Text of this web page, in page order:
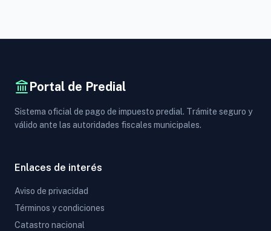
Portal de Predial
Sistema oficial de pago de impuesto predial. Trámite seguro y
válido ante las autoridades fiscales municipales.
Enlaces de interés
Aviso de privacidad
Términos y condiciones
Catastro nacional